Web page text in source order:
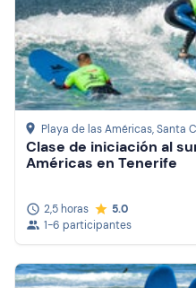
Playa de las Américas, Santa
Clase de iniciación al
Américas en Tenerife
2,5 horas
5.0
1-6 participantes